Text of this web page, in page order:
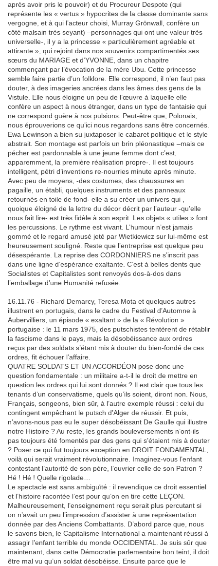
après avoir pris le pouvoir) et du Procureur Despote (qui
représente les « vertus » hypocrites de la classe dominante sans
vergogne, et à qui l’acteur choisi, Murray Grönwall, confère un
côté malsain très seyant) –personnages qui ont une valeur très
universelle-, il y a la princesse « particulièrement agréable et
attirante », qui rejoint dans nos souvenirs compartimentés ses
sœurs du MARIAGE et d’YVONNE, dans un chapitre
commençant par l’évocation de la mère Ubu. Cette princesse
semble faire partie d’un folklore. Elle correspond, il n’en faut pas
douter, à des imageries ancrées dans les âmes des gens de la
Vistule. Elle nous éloigne un peu de l’œuvre à laquelle elle
confère un aspect à nous étranger, dans un type de fantaisie qui
ne correspond guère à nos pulsions. Peut-être que, Polonais,
nous éprouverions ce qu’ici nous regardons sans être concernés.
Ewa Lewinson a bien su juxtaposer le cabaret politique et le style
abstrait. Son montage est parfois un brin pléonastique –mais ce
pécher est pardonnable à une jeune femme dont c’est,
apparemment, la première réalisation propre-. Il est toujours
intelligent, pétri d’inventions re-nourries minute après minute.
Avec peu de moyens, -des costumes, des chaussures en
pagaille, un établi, quelques instruments et des panneaux
retournés en toile de fond- elle a su créer un univers qui ,
quoique éloigné de la lettre du décor décrit par l’auteur -qu’elle
nous fait lire- est très fidèle à son esprit. Les objets « utiles » font
les percussions. Le rythme est vivant. L’humour n’est jamais
gommé et le regard amusé jeté par Wietkiewicz sur lui-même est
heureusement souligné. Reste que l’entreprise est quelque peu
désespérante. La reprise des CORDONNIERS ne s’inscrit pas
dans une ligne d’espérance exaltante. C’est à belles dents que
Socialistes et Capitalistes sont renvoyés dos-à-dos dans
l’emballage d’une Humanité refusée.
16.11.76 - Richard Demarcy, Teresa Mota et quelques autres
illustrent en portugais, dans le cadre du Festival d’Automne à
Aubervilliers, un épisode « exaltant » de la « Révolution »
portugaise : le 11 mars 1975, des putschistes tentèrent de rétablir
la fascisme dans le pays, mais la désobéissance aux ordres
reçus par des soldats s’étant mis à douter du bien-fondé de ces
ordres, fit échouer l’affaire.
QUATRE SOLDATS ET UN ACCORDÉON pose donc une
question fondamentale : un militaire a-t-il le droit de mettre en
question les ordres qui lui sont donnés ? Il est clair que tous les
tenants d’un conservatisme, quels qu’ils soient, diront non. Nous,
Français, songeons, bien sûr, à l’autre exemple réussi : celui du
contingent empêchant le putsch d’Alger de réussir. Et puis,
n’avons-nous pas eu le super désobéissant De Gaulle qui illustre
notre Histoire ? Au reste, les grands bouleversements n’ont-ils
pas toujours été fomentés par des gens qui s’étaient mis à douter
? Poser ce qui fut toujours exception en DROIT FONDAMENTAL,
voilà qui serait vraiment révolutionnaire. Imaginez-vous l’enfant
contestant l’autorité de son père, l’ouvrier celle de son Patron ?
Hé ! Hé ! Quelle rigolade…
Le spectacle est sans ambiguïté : il revendique ce droit essentiel
et l’histoire racontée l’est pour qu’on en tire cette LEÇON.
Malheureusement, l’enseignement reçu serait plus percutant si
on n’avait un peu l’impression d’assister à une représentation
donnée par des Anciens Combattants. D’abord parce que, nous
le savons bien, le Capitalisme International a maintenant réussi à
assagir l’enfant terrible du monde OCCIDENTAL. Je suis sûr que
maintenant, dans cette Démocratie parlementaire bon teint, il doit
être mal vu qu’un soldat désobéisse. Ensuite parce que le